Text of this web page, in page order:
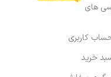
های
کاربری
خرید